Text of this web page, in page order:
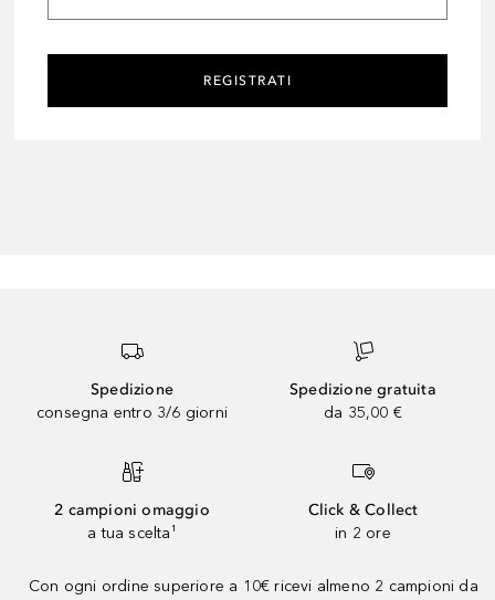
REGISTRATI
Spedizione
consegna entro 3/6 giorni
Spedizione gratuita
da 35,00 €
2 campioni omaggio
a tua scelta¹
Click & Collect
in 2 ore
Con ogni ordine superiore a 10€ ricevi almeno 2 campioni da